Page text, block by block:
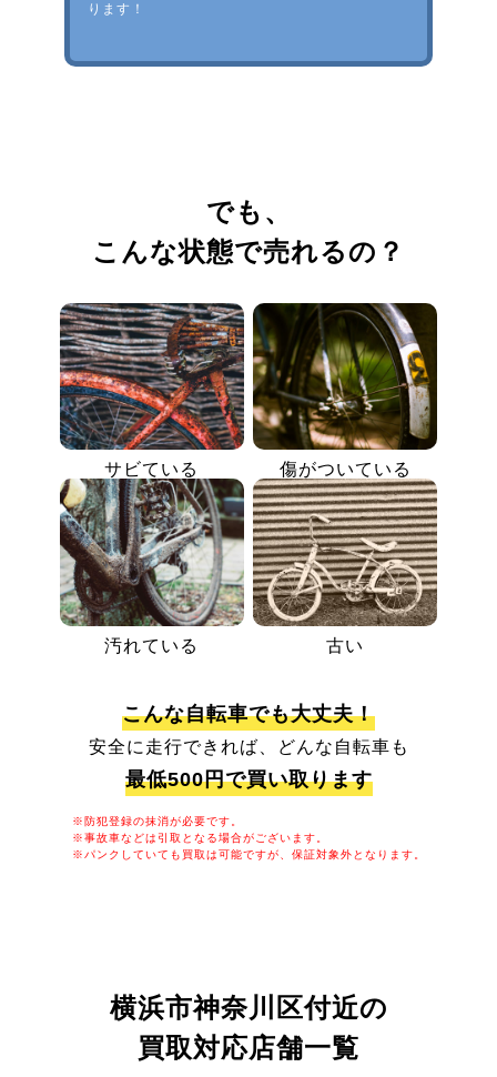
ります！
でも、
こんな状態で売れるの？
サビている 傷がついている
汚れている 古い
こんな自転車でも大丈夫！
安全に走行できれば、どんな自転車も
最低500円で買い取ります
※防犯登録の抹消が必要です。
※事故車などは引取となる場合がございます。
※パンクしていても買取は可能ですが、保証対象外となります。
横浜市神奈川区付近の
買取対応店舗一覧